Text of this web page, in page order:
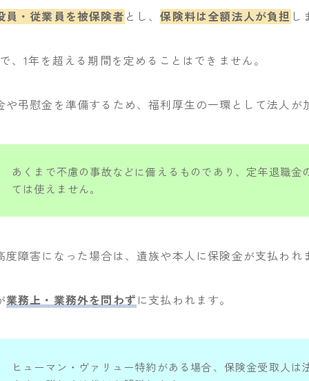
員・従業員を被保険者 とし、保険料は全額法人が負担 し
で、1年を超える期間を定めることはできません。
弔慰金を準備するため、福利厚生の一環として法人が
あくまで不慮の事故などに備えるものであり、定年退職金
ては使えません。
障害になった場合は、遺族や本人に保険金が支払われ
業務上・業務外を問わず に支払われます。
ヒューマン・ヴァリュー特約がある場合、保険金受取人は